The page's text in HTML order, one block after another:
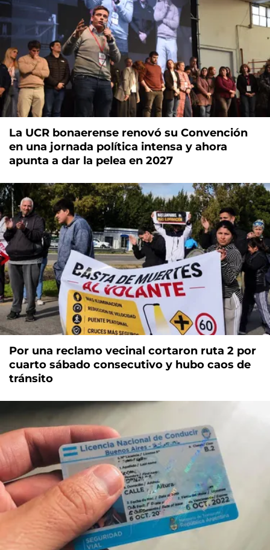
La UCR bonaerense renovó su Convención
en una jornada política intensa y ahora
apunta a dar la pelea en 2027
Por una reclamo vecinal cortaron ruta 2 por
cuarto sábado consecutivo y hubo caos de
tránsito